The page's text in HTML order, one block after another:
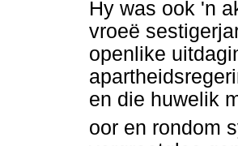
Hy was ook 'n
vroeë
openlike
en die huwelik
oor en rondom